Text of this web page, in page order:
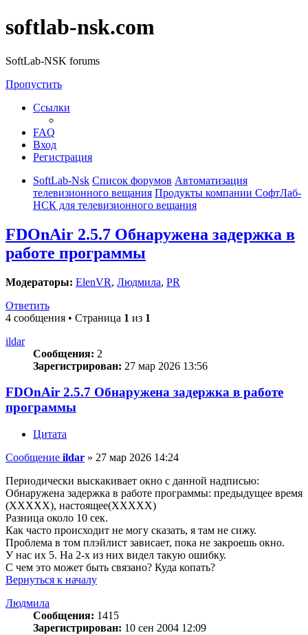
softlab-nsk.com
SoftLab-NSK forums
Пропустить
Ссылки
FAQ
Вход
Регистрация
SoftLab-Nsk Список форумов Автоматизация
телевизионного вещания Продукты компании СофтЛаб-
НСК для телевизионного вещания
FDOnAir 2.5.7 Обнаружена задержка в
работе программы
Модераторы: ElenVR, Людмила, PR
Ответить
4 сообщения • Страница 1 из 1
ildar
Сообщения: 2
Зарегистрирован: 27 мар 2026 13:56
FDOnAir 2.5.7 Обнаружена задержка в работе
программы
Цитата
Сообщение ildar » 27 мар 2026 14:24
Периодически выскакивает окно с данной надписью:
Обнаружена задержка в работе программы: предыдущее время
(ХХХХХ), настоящее(ХХХХХ)
Разница около 10 сек.
Как часто происходит не могу сказать, я там не сижу.
Проблема в том плэйлист зависает, пока не закроешь окно.
У нас их 5. На 2-х из них видел такую ошибку.
С чем это может быть связано? Куда копать?
Вернуться к началу
Людмила
Сообщения: 1415
Зарегистрирован: 10 сен 2004 12:09